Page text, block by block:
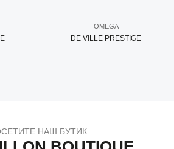
OMEGA
DE VILLE PRESTIGE
НАШ БУТИК